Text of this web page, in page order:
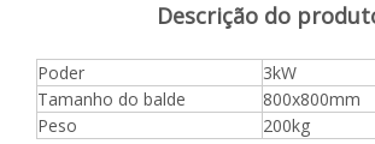
Descrição do
Poder
3kW
Tamanho do balde
800x800mm
Peso
200kg